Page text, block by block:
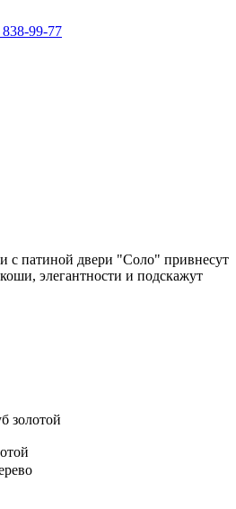
99-77
с патиной двери "Соло" привнесут
элегантности и подскажут
золотой